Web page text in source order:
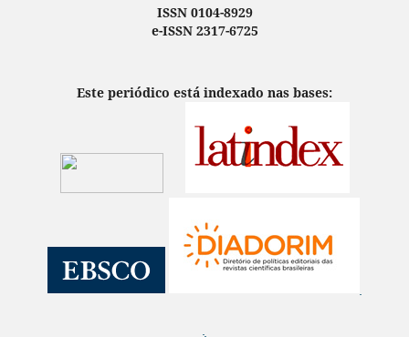
ISSN 0104-8929
e-ISSN 2317-6725
Este periódico está indexado nas bases: